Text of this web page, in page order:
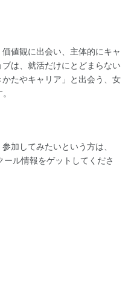
値観に出会い、主体的にキャ
は、就活だけにとどまらない
かたやキャリア」と出会う、女
加してみたいという方は、
ール情報をゲットしてくださ